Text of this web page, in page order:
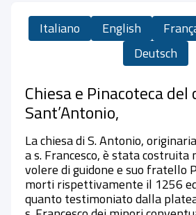
Italiano English
Deutsch
Chiesa e Pinacoteca
Sant’Antonio,
La chiesa di S. Antonio,
a s. Francesco, è stata costruita
volere di guidone e suo fratello
morti rispettivamente il 1256
quanto testimoniato dalla